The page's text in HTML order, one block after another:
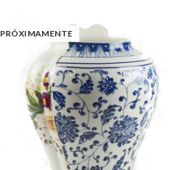
PRÓXIMAMENTE